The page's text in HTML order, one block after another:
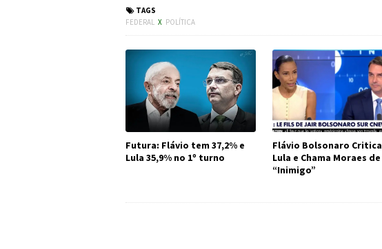
TAGS
FEDERAL X POLÍTICA
Futura: Flávio tem 37,2% e
Lula 35,9% no 1º turno
Flávio Bolsonaro Critica
Lula e Chama Moraes de
“Inimigo”